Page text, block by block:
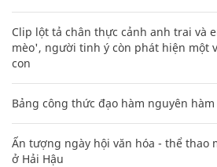
Clip lột tả chân thực cảnh anh trai và
mèo', người tinh ý còn phát hiện một
con
Bảng công thức đạo hàm nguyên
Ấn tượng ngày hội văn hóa - thể thao
ở Hải Hậu